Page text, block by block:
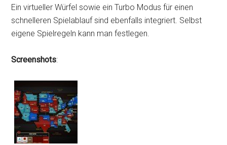
Ein virtueller Würfel sowie ein Turbo Modus für einen
schnelleren Spielablauf sind ebenfalls integriert. Selbst
eigene Spielregeln kann man festlegen.
Screenshots: